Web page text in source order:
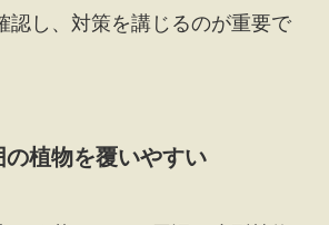
認し、対策を講じるのが重要で
植物を覆いやすい